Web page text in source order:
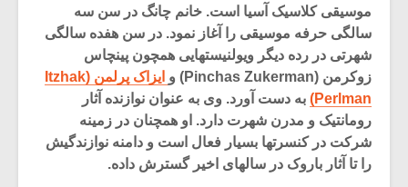
موسیقی کلاسیک آسیا است. خانم چانگ در سن سه
سالگی حرفه موسیقی را آغاز نمود. در سن هفده سالگی
شهرتی در رده دیگر ویولنیستهایی همچون پینچاس
زوکرمن (Pinchas Zukerman) و
ایزاک پرلمن (Itzhak
Perlman)
به دست آورد. وی به عنوان نوازنده آثار
رومانتیک و مدرن شهرت دارد. او همچنان در زمینه
شرکت در کنسرتها بسیار فعال است و دامنه نوازندگیش
را تا آثار باروک در سالهای اخیر گسترش داده.